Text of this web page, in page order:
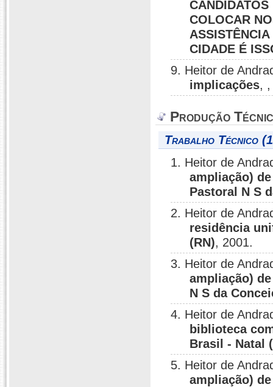
COLOCAR
CIDADE É
9. Heitor de
implicações, ,
Produção
Trabalho Técnico
1. Heitor de
ampliação)
Pastoral N S
2. Heitor de
residência
(RN), 2001.
3. Heitor de
ampliação)
N S da
4. Heitor de
biblioteca
Brasil - Natal
5. Heitor de
ampliação)